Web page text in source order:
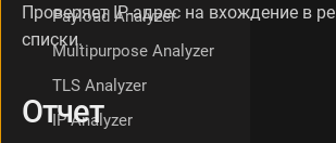
Проверяет IP-адрес на вхождение в
списки.
Отчет
Payload Analyzer
Multipurpose Analyzer
TLS Analyzer
IP Analyzer